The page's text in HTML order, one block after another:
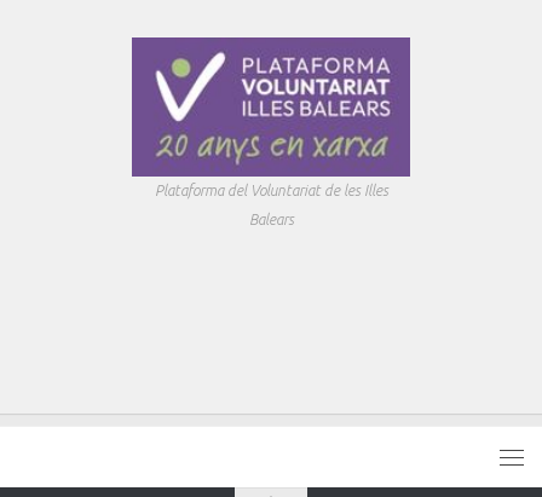
Plataforma del Voluntariat de les Illes
Balears